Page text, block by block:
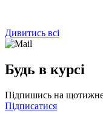
Дивитись всі
Будь в курсі
Підпишись на
Підписатися